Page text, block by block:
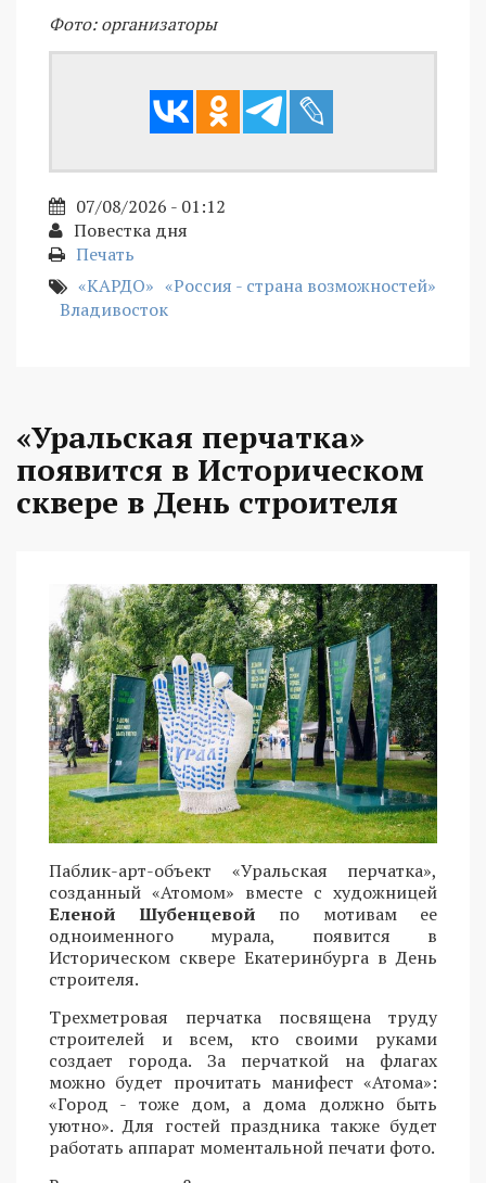
Фото: организаторы
07/08/2026 - 01:12
Повестка дня
Печать
«КАРДО» «Россия - страна возможностей»
Владивосток
«Уральская перчатка»
появится в Историческом
сквере в День строителя
Паблик-арт-объект «Уральская перчатка»,
созданный «Атомом» вместе с художницей
Еленой Шубенцевой по мотивам ее
одноименного мурала, появится в
Историческом сквере Екатеринбурга в День
строителя.
Трехметровая перчатка посвящена труду
строителей и всем, кто своими руками
создает города. За перчаткой на флагах
можно будет прочитать манифест «Атома»:
«Город - тоже дом, а дома должно быть
уютно». Для гостей праздника также будет
работать аппарат моментальной печати фото.